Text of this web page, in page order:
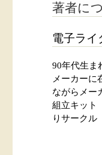
著者に
電子ライ
90年代生ま
メーカーに
ながらメー
組立キット
りサークル